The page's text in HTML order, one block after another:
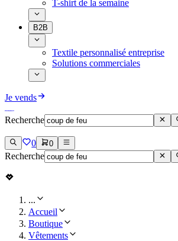
T-shirt de la semaine
B2B
Textile personnalisé entreprise
Solutions commerciales
Je vends
Recherche
0 0
Recherche
...
Accueil
Boutique
Vêtements